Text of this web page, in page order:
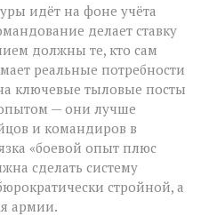
идёт на фоне учёта
делает ставку
должны те, кто сам
реальные потребности
ключевые тыловые посты
— они лучше
и командиров в
«боевой опыт плюс
сделать систему
стройной, а
армии.